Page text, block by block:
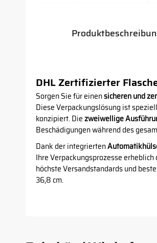
DHL Zertifizierter
Sorgen Sie für einensicheren und
Diese Verpackungslösung ist
konzipiert. Diezweiwellige
Beschädigungen während des
Dank der integrierten
Ihre Verpackungsprozesse
höchste Versandstandards und
36,8 cm.